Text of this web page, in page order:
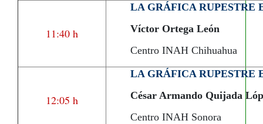
11:40 h
LA GRÁFICA RUPESTRE
Víctor Ortega León
Centro INAH Chihuahua
12:05 h
LA GRÁFICA RUPESTRE
César Armando Quijada
Centro INAH Sonora